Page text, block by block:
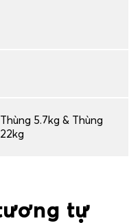
Thùng 5.7kg & Thùng
22kg
tự